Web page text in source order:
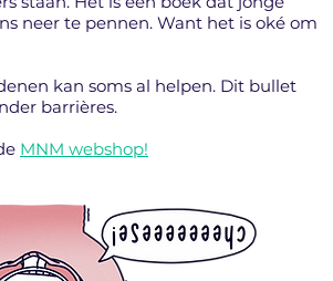
neer te pennen. Want het is oké om
kan soms al helpen. Dit bullet
barrières.
MNM webshop!